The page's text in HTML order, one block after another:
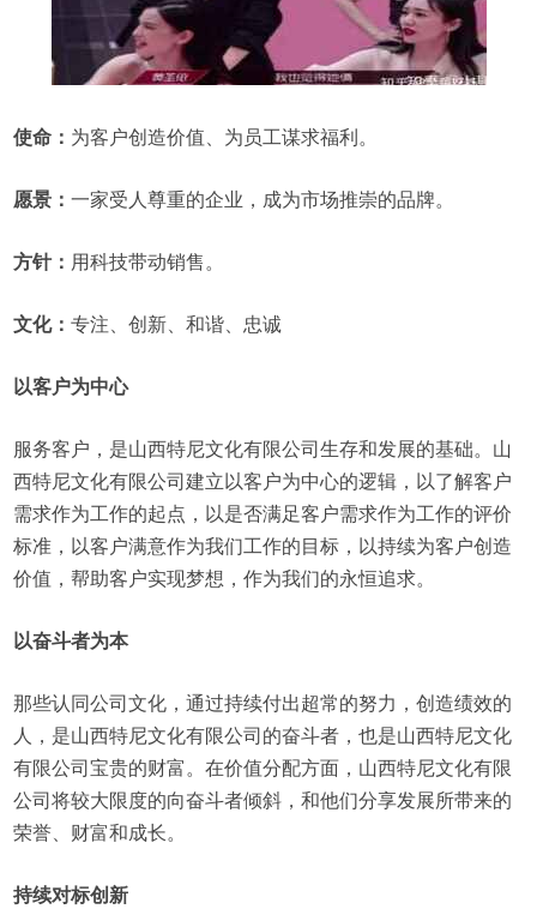
使命： 为客户创造价值、为员工谋求福利。
愿景：一家受人尊重的企业，成为市场推崇的品牌。
方针： 用科技带动销售。
文化：专注、创新、和谐、忠诚
以客户为中心
服务客户，是山西特尼文化有限公司生存和发展的基础。山
西特尼文化有限公司建立以客户为中心的逻辑，以了解客户
需求作为工作的起点，以是否满足客户需求作为工作的评价
标准，以客户满意作为我们工作的目标，以持续为客户创造
价值，帮助客户实现梦想，作为我们的永恒追求。
以奋斗者为本
那些认同公司文化，通过持续付出超常的努力，创造绩效的
人，是山西特尼文化有限公司的奋斗者，也是山西特尼文化
有限公司宝贵的财富。在价值分配方面，山西特尼文化有限
公司将较大限度的向奋斗者倾斜，和他们分享发展所带来的
荣誉、财富和成长。
持续对标创新